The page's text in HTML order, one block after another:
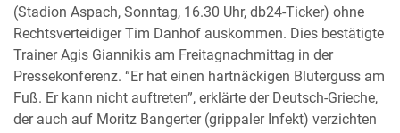
(Stadion Aspach, Sonntag, 16.30 Uhr, db24-Ticker) ohne
Rechtsverteidiger Tim Danhof auskommen. Dies bestätigte
Trainer Agis Giannikis am Freitagnachmittag in der
Pressekonferenz. “Er hat einen hartnäckigen Bluterguss am
Fuß. Er kann nicht auftreten”, erklärte der Deutsch-Grieche,
der auch auf Moritz Bangerter (grippaler Infekt) verzichten